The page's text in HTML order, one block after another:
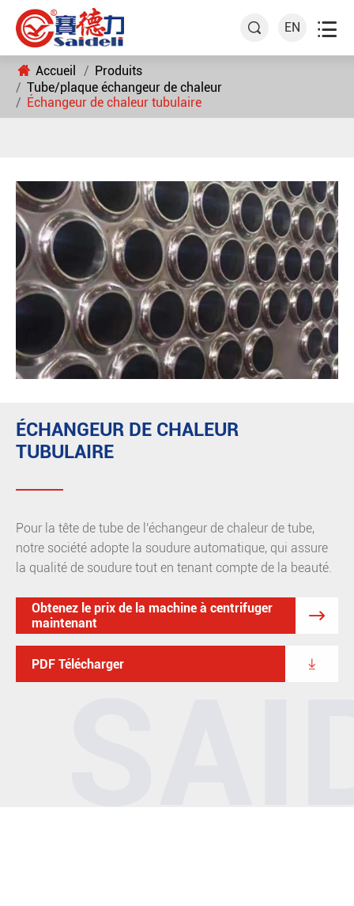
 EN 
Accueil
Produits
Tube/plaque échangeur de chaleur
Échangeur de chaleur tubulaire
ÉCHANGEUR DE CHALEUR
TUBULAIRE
Pour la tête de tube de l'échangeur de chaleur de tube,
notre société adopte la soudure automatique, qui assure
la qualité de soudure tout en tenant compte de la beauté.
Obtenez le prix de la machine à centrifuger
maintenant

PDF Télécharger 